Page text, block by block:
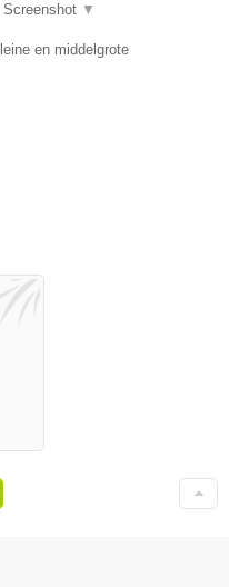
Screenshot ▼
en middelgrote